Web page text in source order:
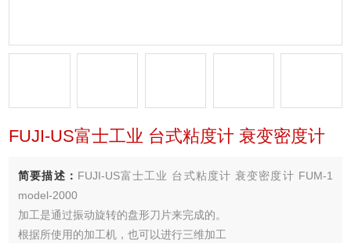
FUJI-US富士工业 台式粘度计 衰变密度计
简要描述： FUJI-US富士工业 台式粘度计 衰变密度计 FUM-1
model-2000
加工是通过振动旋转的盘形刀片来完成的。
根据所使用的加工机，也可以进行三维加工